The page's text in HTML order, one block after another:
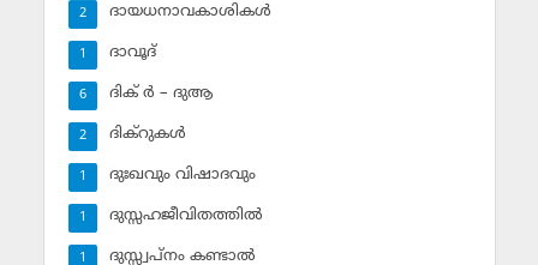
ദായധനാവകാശികള്‍
2
ദാവൂദ്‌
1
ദിക് ര്‍ – ദുആ
6
ദിക്‌റുകള്‍
2
ദുഃഖവും വിഷാദവും
1
ദുസ്സഹജീവിതത്തില്‍
1
ദുസ്സ്വപ്‌നം കണ്ടാല്‍
1